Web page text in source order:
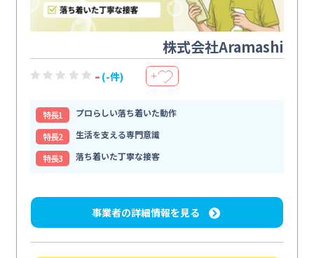
株式会社Aramashi
- (-件) ＋
特⻑1
プロらしい落ち着いた動作
特⻑2
生活を支える専門意識
特⻑3
落ち着いた丁寧な接客
事業者の詳細情報を見る